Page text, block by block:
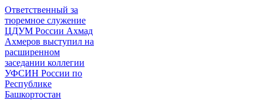
Ответственный за
тюремное служение
ЦДУМ России Ахмад
Ахмеров выступил на
расширенном
заседании коллегии
УФСИН России по
Республике
Башкортостан